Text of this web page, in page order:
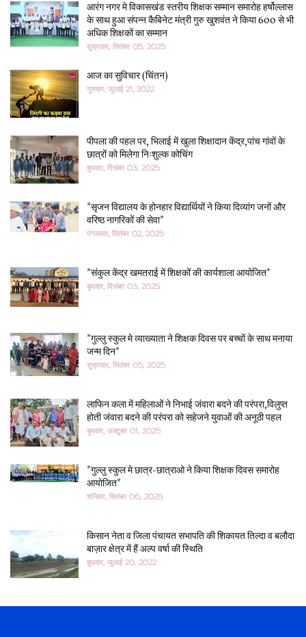
आरंग नगर मे विकासखंड स्तरीय शिक्षक सम्मान समारोह हर्षोल्लास
के साथ हुआ संपन्न कैबिनेट मंत्री गुरु खुशवंत ने किया 600 से भी
अधिक शिक्षकों का सम्मान
शुक्रवार, सितंबर 05, 2025
आज का सुविचार (चिंतन)
गुरुवार, जुलाई 21, 2022
पीपला की पहल पर, भिलाई में खुला शिक्षादान केंद्र,पांच गांवों के
छात्रों को मिलेगा निःशुल्क कोचिंग
बुधवार, दिसंबर 03, 2025
*सृजन विद्यालय के होनहार विद्यार्थियों ने किया दिव्यांग जनों और
वरिष्ठ नागरिकों की सेवा*
मंगलवार, सितंबर 02, 2025
*संकुल केंद्र खमतराई में शिक्षकों की कार्यशाला आयोजित*
बुधवार, दिसंबर 03, 2025
*गुल्लु स्कुल मे व्याख्याता ने शिक्षक दिवस पर बच्चों के साथ मनाया
जन्म दिन*
शुक्रवार, सितंबर 05, 2025
लाफिन कला में महिलाओं ने निभाई जंवारा बदने की परंपरा,विलुप्त
होती जंवारा बदने की परंपरा को सहेजने युवाओं की अनूठी पहल
बुधवार, अक्टूबर 01, 2025
*गुल्लु स्कुल मे छात्र-छात्राओ ने किया शिक्षक दिवस समारोह
आयोजित*
शनिवार, सितंबर 06, 2025
किसान नेता व जिला पंचायत सभापति की शिकायत तिल्दा व बलौदा
बाज़ार क्षेत्र में हैं अल्प वर्षा की स्थिति
बुधवार, जुलाई 20, 2022